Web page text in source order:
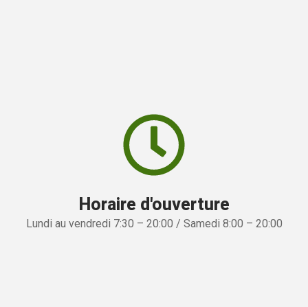
Horaire d'ouverture
Lundi au vendredi 7:30 – 20:00 / Samedi 8:00 – 20:00